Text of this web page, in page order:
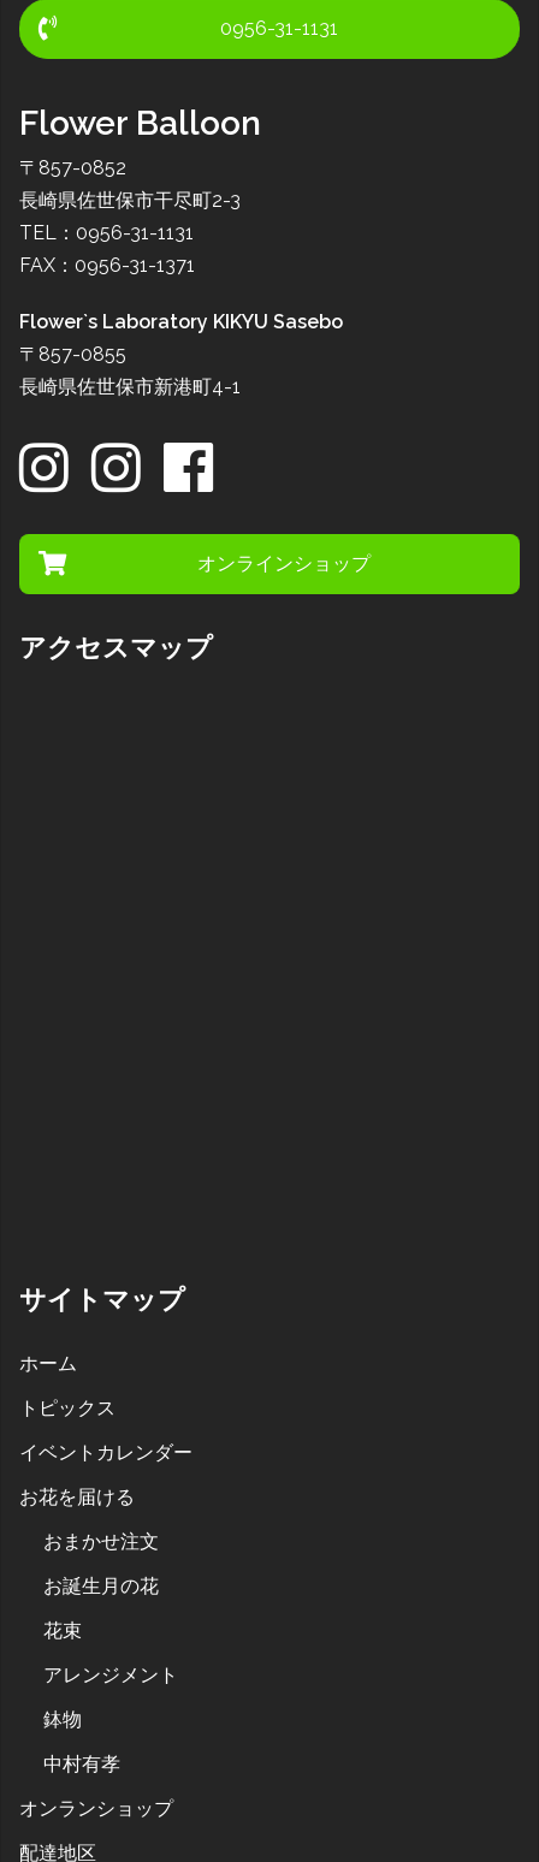
0956-31-1131
Flower Balloon
〒857-0852
長崎県佐世保市干尽町2-3
TEL：0956-31-1131
FAX：0956-31-1371
Flower`s Laboratory KIKYU Sasebo
〒857-0855
長崎県佐世保市新港町4-1
オンラインショップ
アクセスマップ
サイトマップ
ホーム
トピックス
イベントカレンダー
お花を届ける
おまかせ注文
お誕生月の花
花束
アレンジメント
鉢物
中村有孝
オンランショップ
配達地区